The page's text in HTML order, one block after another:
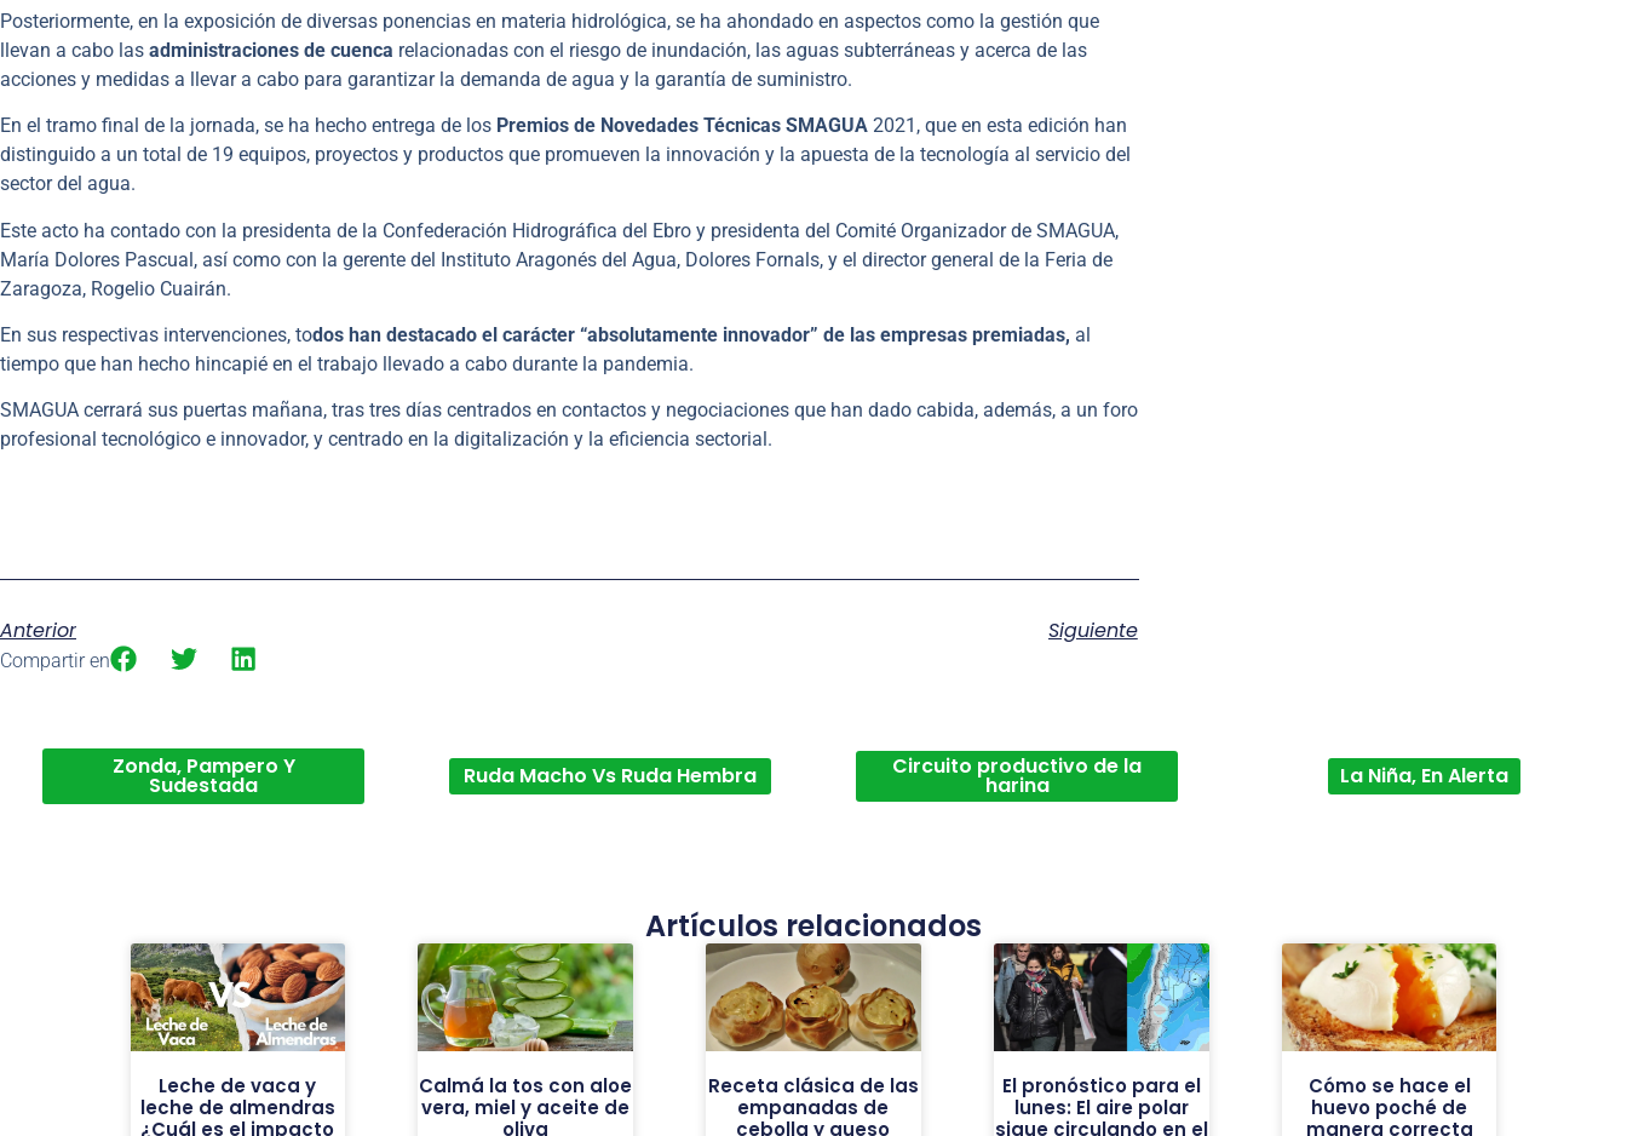
Posteriormente, en la exposición de diversas ponencias en materia hidrológica, se ha ahondado en aspectos como la gestión que
llevan a cabo las administraciones de cuenca relacionadas con el riesgo de inundación, las aguas subterráneas y acerca de las
acciones y medidas a llevar a cabo para garantizar la demanda de agua y la garantía de suministro.
En el tramo final de la jornada, se ha hecho entrega de los Premios de Novedades Técnicas SMAGUA 2021, que en esta edición han
distinguido a un total de 19 equipos, proyectos y productos que promueven la innovación y la apuesta de la tecnología al servicio del
sector del agua.
Este acto ha contado con la presidenta de la Confederación Hidrográfica del Ebro y presidenta del Comité Organizador de SMAGUA,
María Dolores Pascual, así como con la gerente del Instituto Aragonés del Agua, Dolores Fornals, y el director general de la Feria de
Zaragoza, Rogelio Cuairán.
En sus respectivas intervenciones, todos han destacado el carácter “absolutamente innovador” de las empresas premiadas, al
tiempo que han hecho hincapié en el trabajo llevado a cabo durante la pandemia.
SMAGUA cerrará sus puertas mañana, tras tres días centrados en contactos y negociaciones que han dado cabida, además, a un foro
profesional tecnológico e innovador, y centrado en la digitalización y la eficiencia sectorial.
Anterior Siguiente
Compartir en
Zonda, Pampero Y
Sudestada Ruda Macho Vs Ruda Hembra Circuito productivo de la
harina La Niña, En Alerta
Artículos relacionados
Leche de vaca y
leche de almendras
¿Cuál es el impacto
Calmá la tos con aloe
vera, miel y aceite de
oliva
Receta clásica de las
empanadas de
cebolla y queso
El pronóstico para el
lunes: El aire polar
sigue circulando en el
Cómo se hace el
huevo poché de
manera correcta